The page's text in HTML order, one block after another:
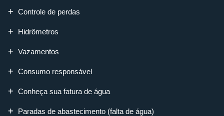
Controle de perdas
Hidrômetros
Vazamentos
Consumo responsável
Conheça sua fatura de água
Paradas de abastecimento (falta de água)